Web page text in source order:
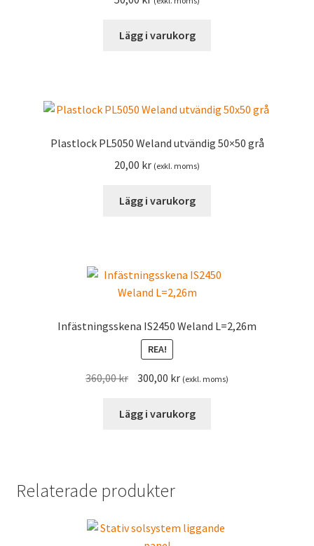
Lägg i varukorg
Plastlock PL5050 Weland utvändig 50×50 grå
20,00 kr (exkl. moms)
Lägg i varukorg
Infästningsskena IS2450 Weland L=2,26m
REA!
360,00kr
Det
priset
300,00 krDet
priset
(exkl. moms)
Lägg i varukorg
Relaterade produkter